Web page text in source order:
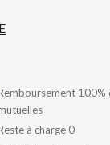
à charge 0